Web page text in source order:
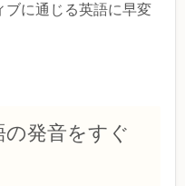
ブに通じる英語に早変
の発音をすぐ